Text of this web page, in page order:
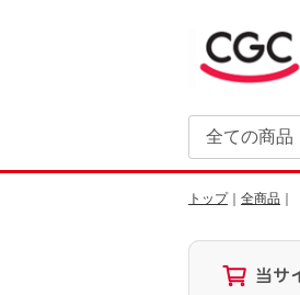
トップ 全商品